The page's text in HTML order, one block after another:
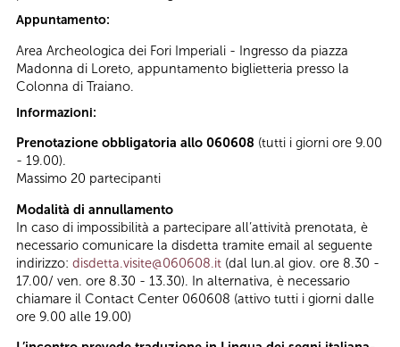
Appuntamento:
Area Archeologica dei Fori Imperiali - Ingresso da piazza
Madonna di Loreto, appuntamento biglietteria presso la
Colonna di Traiano.
Informazioni:
Prenotazione obbligatoria allo 060608 (tutti i giorni ore 9.00
- 19.00).
Massimo 20 partecipanti
Modalità di annullamento
In caso di impossibilità a partecipare all’attività prenotata, è
necessario comunicare la disdetta tramite email al seguente
indirizzo: disdetta.visite@060608.it (dal lun.al giov. ore 8.30 -
17.00/ ven. ore 8.30 - 13.30). In alternativa, è necessario
chiamare il Contact Center 060608 (attivo tutti i giorni dalle
ore 9.00 alle 19.00)